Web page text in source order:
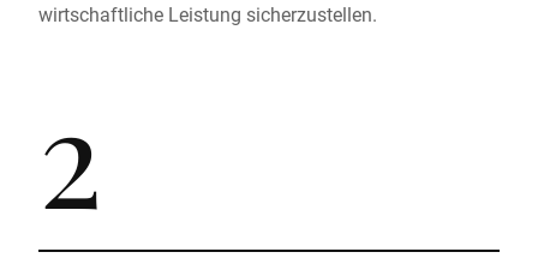
wirtschaftliche Leistung sicherzustellen.
2